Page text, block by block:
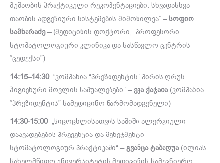
მუშაობის პრაქტიკული რეკომენტაციები. სხვადასხვა
თაობის ადგეზიური სისტემების მიმოხილვა” –სოფიო
სამხარაძე –(მედიცინის დოქტორი, პროფესორი.
სტომატოლოგიური კლინიკა და სასწავლო ცენტრის
“ცედექსი”)
14:15–14:30 “კომპანია “პრეზიდენტის” პირის ღრუს
ჰიგიენური მოვლის საშუალებები” – ეკა ქაჯაია (კომპანია
“პრეზიდენტის” სამედიცინო წარმომადგენელი)
14:30-15:00 „სიცოცხლისათვის საშიში ალერგიული
დაავადებების პრევენცია და მენეჯმენტი
სტომატოლოგიურ პრაქტიკაში“ –გვანცა ტაბაღუა(ილიას
სახელმწიფო უნივერსიტეტის მედიცინის სამეცნიერო-